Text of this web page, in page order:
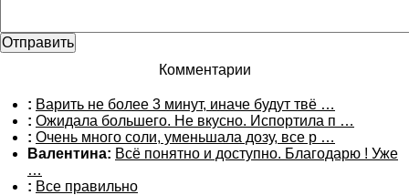
Комментарии
: Варить не более 3 минут, иначе будут твё …
: Ожидала большего. Не вкусно. Испортила п …
: Очень много соли, уменьшала дозу, все р …
Валентина: Всё понятно и доступно. Благодарю ! Уже
…
: Все правильно